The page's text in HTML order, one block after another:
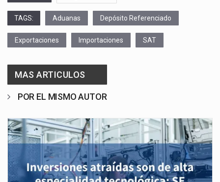
TAGS: Aduanas Depósito Referenciado
Exportaciones Importaciones SAT
MAS ARTICULOS
POR EL MISMO AUTOR